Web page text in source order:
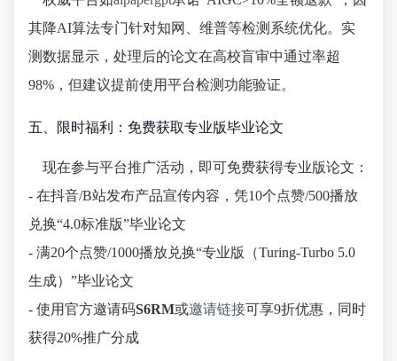
其降AI算法专门针对知网、维普等检测系统优化。实
测数据显示，处理后的论文在高校盲审中通过率超
98%，但建议提前使用平台检测功能验证。
五、限时福利：免费获取专业版毕业论文
现在参与平台推广活动，即可免费获得专业版论文：
- 在抖音/B站发布产品宣传内容，凭10个点赞/500播放
兑换“4.0标准版”毕业论文
- 满20个点赞/1000播放兑换“专业版（Turing-Turbo 5.0
生成）”毕业论文
- 使用官方邀请码S6RM或邀请链接可享9折优惠，同时
获得20%推广分成